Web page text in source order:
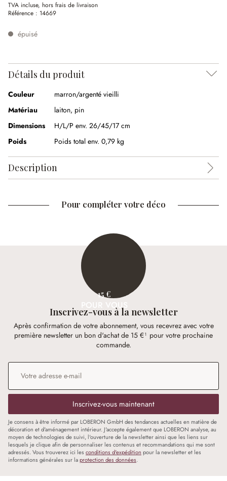
TVA incluse, hors frais de livraison
Référence : 14669
épuisé
Détails du produit
Couleur
marron/argenté vieilli
Matériau
laiton, pin
Dimensions
H/L/P env. 26/45/17 cm
Poids
Poids total env. 0,79 kg
Description
Pour compléter votre déco
15 €
POUR VOUS
Inscrivez-vous à la newsletter
Après confirmation de votre abonnement, vous recevrez avec votre
première newsletter un bon d'achat de 15 €¹ pour votre prochaine
commande.
Adresse e-mail
Inscrivez-vous maintenant
Je consens à être informé par LOBERON GmbH des tendances actuelles en matière de
décoration et d'aménagement intérieur. J'accepte également que LOBERON analyse, au
moyen de technologies de suivi, l'ouverture de la newsletter ainsi que les liens sur
lesquels je clique afin de personnaliser les contenus et recommandations qui me sont
adressés. Vous trouverez ici les conditions d'expédition pour la newsletter et les
informations générales sur laprotection des données.